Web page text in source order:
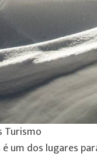
Turismo
um dos lugares